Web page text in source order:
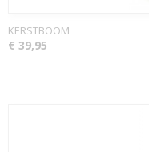
KERSTBOOM
€ 39,95